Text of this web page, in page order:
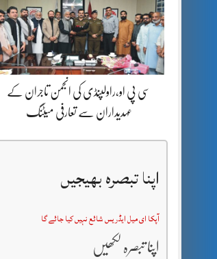
سی پی او،راولپنڈی کی انجمن تاجران کے
عہدیداران سے تعارفی میٹنگ
اپنا تبصرہ بھیجیں
آپکا ای میل ایڈریس شائع نہیں کیا جائے گا
اپنا تبصرہ لکھیں